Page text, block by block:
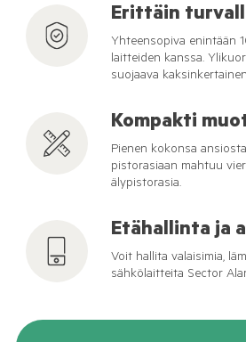
Erittäin
Yhteensopiva enintään
laitteiden kanssa.
suojaava
Kompakti
Pienen kokonsa
pistorasiaan mahtuu
älypistorasia.
Etähallinta ja
Voit hallita valaisimia,
sähkölaitteita Sector